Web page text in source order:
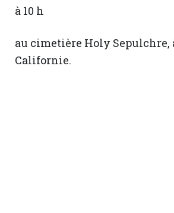
à 10 h
au cimetière Holy Sepulchre,
Californie.